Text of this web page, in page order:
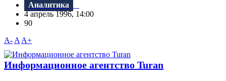
Аналитика
4 апрель 1996, 14:00
90
A- A A+
Информационное агентство Turan